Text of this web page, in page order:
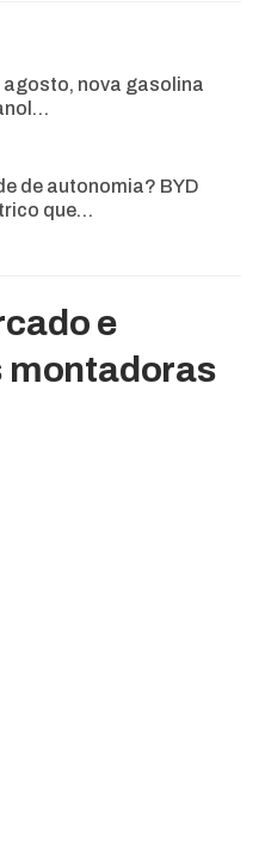
agosto, nova gasolina
de autonomia? BYD
que…
e
montadoras